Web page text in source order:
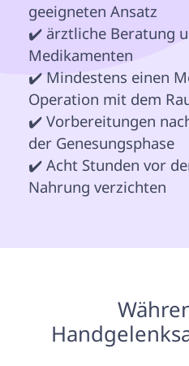
geeigneten Ansatz
✔️ ärztliche Beratung
Medikamenten
✔️ Mindestens einen
Operation mit dem
✔️ Vorbereitungen
der Genesungsphase
✔️ Acht Stunden vor
Nahrung verzichten